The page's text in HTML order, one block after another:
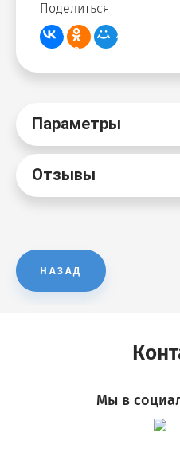
Поделиться
Параметры
Отзывы
НАЗАД
Мы в